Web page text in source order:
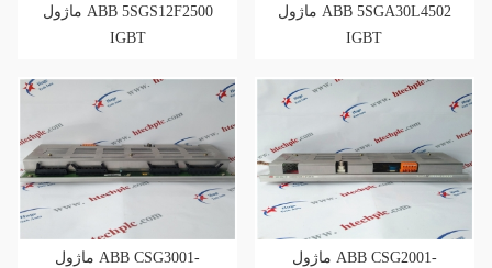
ماژول ABB 5SGS12F2500
IGBT
ماژول ABB 5SGA30L4502
IGBT
ماژول ABB CSG3001-
ماژول ABB CSG2001-